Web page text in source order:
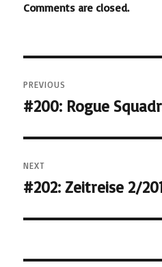
Comments are closed.
navigation
PREVIOUS
Previous
#200: Rogue
NEXT
Next
#202: Zeitreise 2/